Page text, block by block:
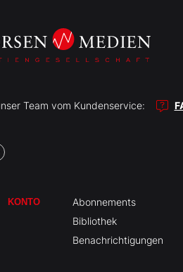
Team vom Kundenservice:
KONTO
Abonnements
Bibliothek
Benachrichtigungen